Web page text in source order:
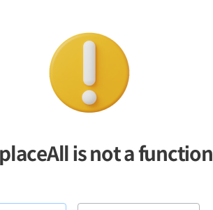
is not a function